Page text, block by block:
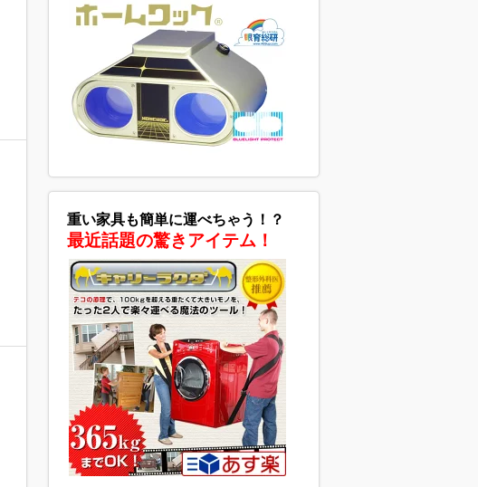
重い家具も簡単に運べちゃう！？
最近話題の驚きアイテム！